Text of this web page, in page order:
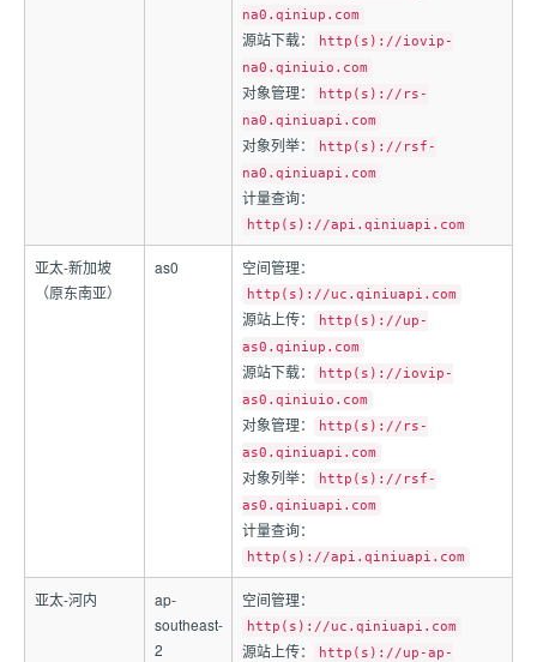
na0.qiniup.com
源站下载：
http(s)://iovip-
na0.qiniuio.com
对象管理：
http(s)://rs-
na0.qiniuapi.com
对象列举：
http(s)://rsf-
na0.qiniuapi.com
计量查询：
http(s)://api.qiniuapi.com
亚太-新加坡
（原东南亚）
as0 空间管理：
http(s)://uc.qiniuapi.com
源站上传：
http(s)://up-
as0.qiniup.com
源站下载：
http(s)://iovip-
as0.qiniuio.com
对象管理：
http(s)://rs-
as0.qiniuapi.com
对象列举：
http(s)://rsf-
as0.qiniuapi.com
计量查询：
http(s)://api.qiniuapi.com
亚太-河内
ap-
southeast-
2
空间管理：
http(s)://uc.qiniuapi.com
源站上传：
http(s)://up-ap-